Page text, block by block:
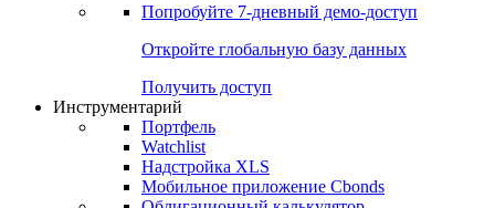
Попробуйте 7-дневный демо-доступ
Откройте глобальную базу данных
Получить доступ
Инструментарий
Портфель
Watchlist
Надстройка XLS
Мобильное приложение Cbonds